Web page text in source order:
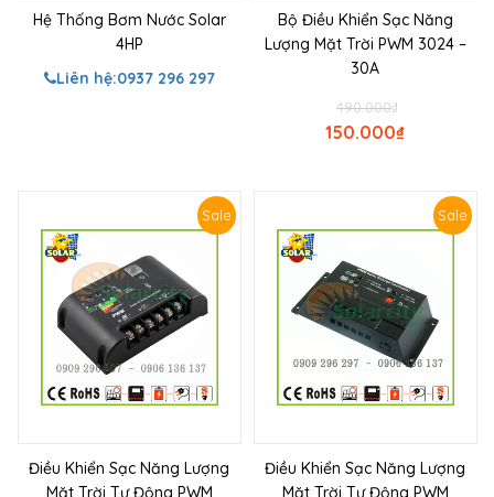
Hệ Thống Bơm Nước Solar
4HP
Liên hệ:0937 296 297
Bộ Điều Khiển Sạc Năng
Lượng Mặt Trời PWM 3024 –
30A
₫
490.000
₫
150.000
Sale
Điều Khiển Sạc Năng Lượng
Mặt Trời Tự Động PWM
Sale
Điều Khiển Sạc Năng Lượng
Mặt Trời Tự Động PWM